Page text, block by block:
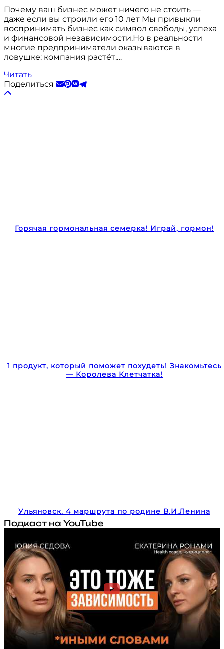
Почему ваш бизнес может ничего не стоить —
даже если вы строили его 10 лет Мы привыкли
воспринимать бизнес как символ свободы, успеха
и финансовой независимости.Но в реальности
многие предприниматели оказываются в
ловушке: компания растёт,…
Читать
Поделиться
Горячая гормональная семерка! Играй, гормон!
1 продукт, который поможет похудеть! Знакомьтесь
— Королева Клетчатка!
Ульяновск. 4 маршрута по родине В.И.Ленина
Подкаст на YouTube